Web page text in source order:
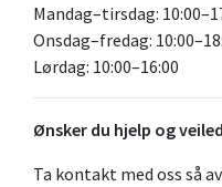
Mandag–tirsdag:
Onsdag–fredag:
Lørdag: 10:00–16:00
Ønsker du hjelp og
Ta kontakt med oss så